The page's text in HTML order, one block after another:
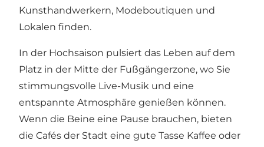
Kunsthandwerkern, Modeboutiquen und
Lokalen finden.
In der Hochsaison pulsiert das Leben auf dem
Platz in der Mitte der Fußgängerzone, wo Sie
stimmungsvolle Live-Musik und eine
entspannte Atmosphäre genießen können.
Wenn die Beine eine Pause brauchen, bieten
die Cafés der Stadt eine gute Tasse Kaffee oder